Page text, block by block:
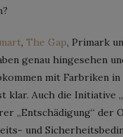
, The Gap, Primark
genau hingesehen
mit Farbriken in
klar. Auch die Initiative „
„Entschädigung“ der
und